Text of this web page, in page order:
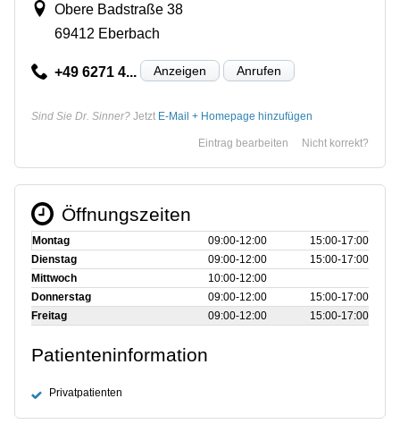
Obere Badstraße 38
69412 Eberbach
+49 6271 4... Anzeigen Anrufen
Sind Sie Dr. Sinner? Jetzt E-Mail + Homepage hinzufügen
Nicht korrekt?
Eintrag bearbeiten
Öffnungszeiten
Montag 09:00‑12:00
15:00‑17:00
Dienstag
09:00‑12:00
15:00‑17:00
Mittwoch
10:00‑12:00
Donnerstag
09:00‑12:00
15:00‑17:00
Freitag
09:00‑12:00 15:00‑17:00
Patienteninformation
Privatpatienten